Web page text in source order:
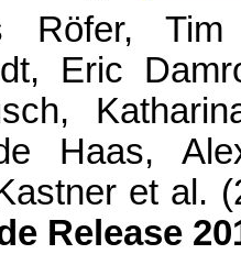
Röfer,
Eric
Haas,
et al.
Release